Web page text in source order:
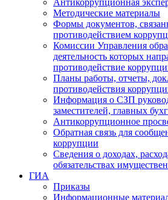
Антикоррупционная
Методические материалы
Формы документов,
противодействием
Комиссии Управления
деятельность которых
противодействие
Планы работы, отчеты,
противодействия
Информация о СЗП
заместителей, главных
Антикоррупционное
Обратная связь для
коррупции
Сведения о доходах,
обязательствах
ГИА
Приказы
Информационные